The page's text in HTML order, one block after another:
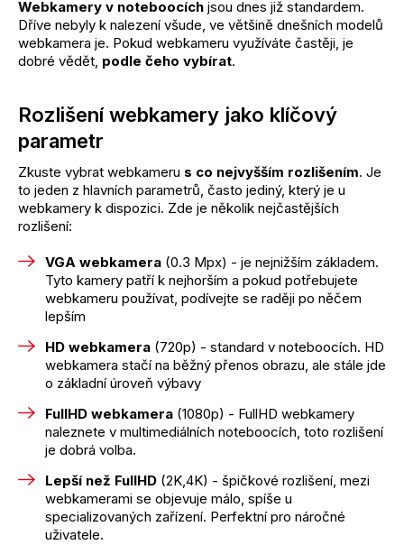
Webkamery v noteboocích jsou dnes již standardem.
Dříve nebyly k nalezení všude, ve většině dnešních modelů
webkamera je. Pokud webkameru využíváte častěji, je
dobré vědět, podle čeho vybírat.
Rozlišení webkamery jako klíčový
parametr
Zkuste vybrat webkameru s co nejvyšším rozlišením. Je
to jeden z hlavních parametrů, často jediný, který je u
webkamery k dispozici. Zde je několik nejčastějších
rozlišení:
VGA webkamera (0.3 Mpx) - je nejnižším základem.
Tyto kamery patří k nejhorším a pokud potřebujete
webkameru používat, podívejte se raději po něčem
lepším
HD webkamera (720p) - standard v noteboocích. HD
webkamera stačí na běžný přenos obrazu, ale stále jde
o základní úroveň výbavy
FullHD webkamera (1080p) - FullHD webkamery
naleznete v multimediálních noteboocích, toto rozlišení
je dobrá volba.
Lepší než FullHD (2K,4K) - špičkové rozlišení, mezi
webkamerami se objevuje málo, spíše u
specializovaných zařízení. Perfektní pro náročné
uživatele.